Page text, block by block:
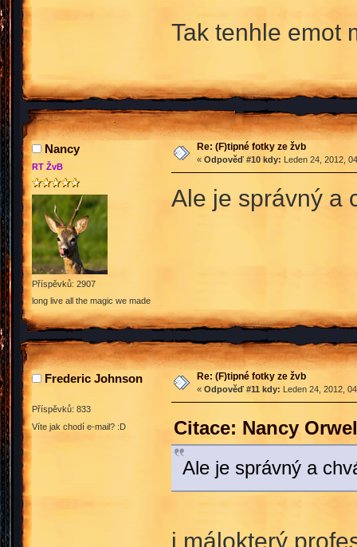
Tak tenhle
Nancy
RT ŽvB
Příspěvků: 2907
long live all the magic we made
Re: (F)tipné fotky ze žvb
« Odpověď #10 kdy: Leden 24, 2012,
Ale je správný a
Frederic Johnson
Příspěvků: 833
Víte jak chodí e-mail? :D
Re: (F)tipné fotky ze žvb
« Odpověď #11 kdy: Leden 24, 2012,
Citace: Nancy
Ale je správný a
i málokterý